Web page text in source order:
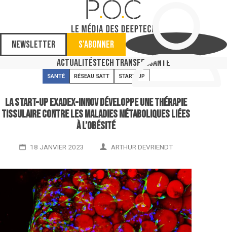
Newsletter
S'abonner
ActualitésTech TransferSanté
SANTÉ RÉSEAU SATT START-UP
La start-up ExAdEx-Innov développe une thérapie
tissulaire contre les maladies métaboliques liées
à l’obésité
18 JANVIER 2023 ARTHUR DEVRIENDT